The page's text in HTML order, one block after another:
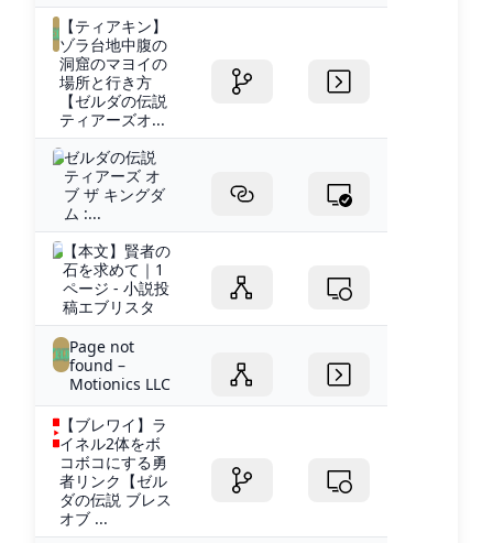
【ティアキン】
ゾラ台地中腹の
洞窟のマヨイの
場所と行き方
【ゼルダの伝説
ティアーズオ...
ゼルダの伝説
ティアーズ オ
ブ ザ キングダ
ム :...
【本文】賢者の
石を求めて｜1
ページ - 小説投
稿エブリスタ
Page not
found –
Motionics LLC
【ブレワイ】ラ
イネル2体をボ
コボコにする勇
者リンク【ゼル
ダの伝説 ブレス
オブ ...